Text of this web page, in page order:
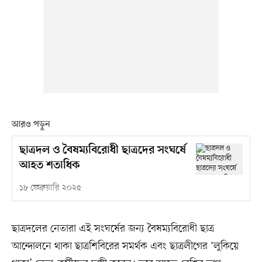
আরও পড়ুন
ছাত্রদল ও বৈষম্যবিরোধী ছাত্রদের সংঘর্ষে
আহত শতাধিক
১৮ ফেব্রুয়ারি ২০২৫
ছাত্রদলের নেতারা এই সংঘর্ষের জন্য বৈষম্যবিরোধী ছাত্র
আন্দোলনে থাকা ছাত্রশিবিরের সমর্থক এবং ছাত্রলীগের ‘লুকিয়ে